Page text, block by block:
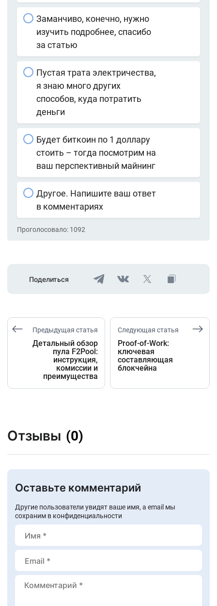
Заманчиво, конечно, нужно
изучить подробнее, спасибо
за статью
Пустая трата электричества,
я знаю много других
способов, куда потратить
деньги
Будет биткоин по 1 доллару
стоить – тогда посмотрим на
ваш перспективный майнинг
Другое. Напишите ваш ответ
в комментариях
Проголосовало: 1092
Поделиться
Предыдущая статья
Детальный обзор
пула F2Pool:
инструкция,
комиссии и
преимущества
Следующая статья
Proof-of-Work:
ключевая
составляющая
блокчейна
Отзывы (0)
Оставьте комментарий
Другие пользователи увидят ваше имя, а email мы
сохраним в конфиденциальности